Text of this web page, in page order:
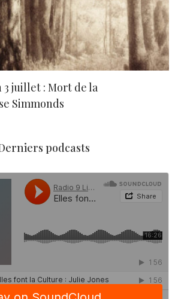
3 juillet : Mort de la
Simmonds
podcasts